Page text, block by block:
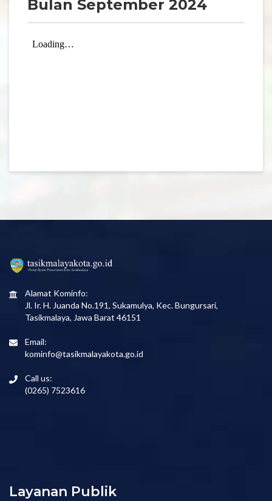
Bulan September 2024
Alamat Kominfo:
Jl. Ir. H. Juanda No.191, Sukamulya, Kec. Bungursari,
Tasikmalaya, Jawa Barat 46151
Email:
kominfo@tasikmalayakota.go.id
Call us:
(0265) 7523616
Layanan Publik